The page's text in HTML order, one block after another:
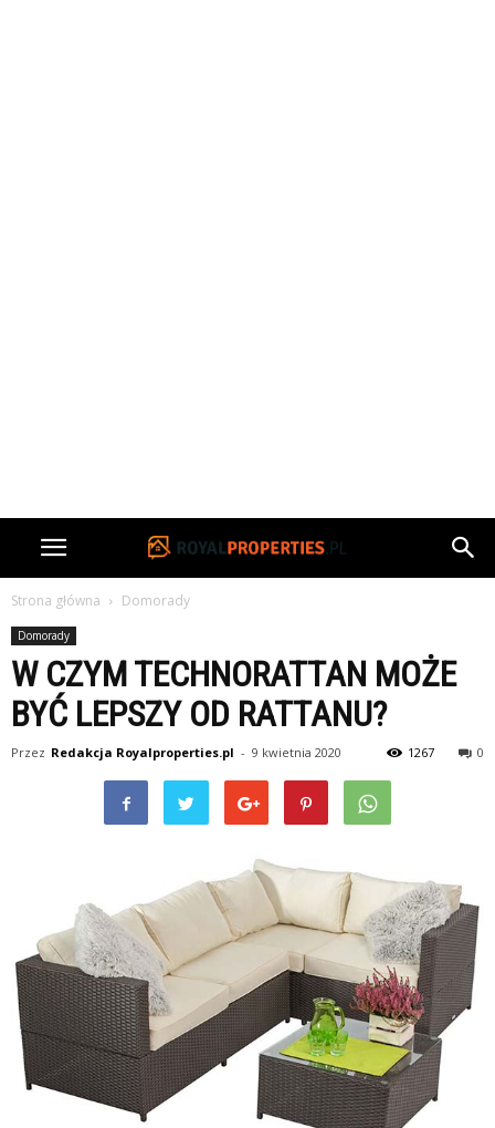
Strona główna Domorady
Domorady
W CZYM TECHNORATTAN MOŻE
BYĆ LEPSZY OD RATTANU?
Przez Redakcja Royalproperties.pl - 9 kwietnia 2020 0
1267